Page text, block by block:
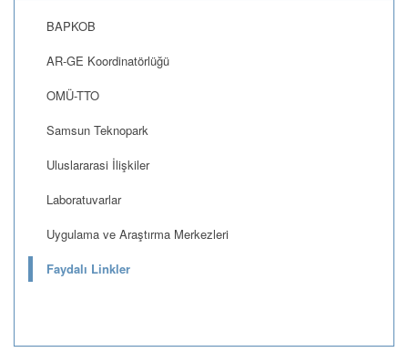
BAPKOB
AR-GE Koordinatörlüğü
OMÜ-TTO
Samsun Teknopark
Uluslararasi İlişkiler
Laboratuvarlar
Uygulama ve Araştırma Merkezleri
Faydalı Linkler